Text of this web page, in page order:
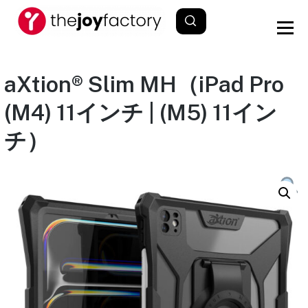
aXtion® Slim MH（iPad Pro
(M4) 11インチ | (M5) 11イン
チ）